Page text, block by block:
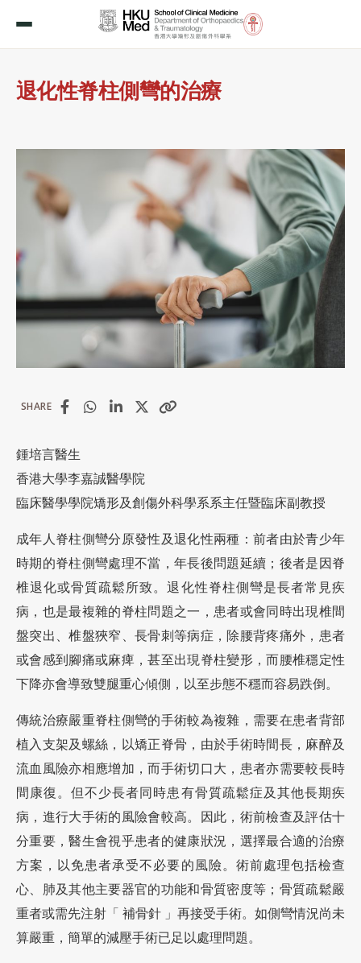
退化性脊柱側彎的治療
SHARE
鍾培言醫生
香港大學李嘉誠醫學院
臨床醫學學院矯形及創傷外科學系系主任暨臨床副教授
成年人脊柱側彎分原發性及退化性兩種：前者由於青少年
時期的脊柱側彎處理不當，年長後問題延續；後者是因脊
椎退化或骨質疏鬆所致。退化性脊柱側彎是長者常見疾
病，也是最複雜的脊柱問題之一，患者或會同時出現椎間
盤突出、椎盤狹窄、長骨刺等病症，除腰背疼痛外，患者
或會感到腳痛或麻痺，甚至出現脊柱變形，而腰椎穩定性
下降亦會導致雙腿重心傾側，以至步態不穩而容易跌倒。
傳統治療嚴重脊柱側彎的手術較為複雜，需要在患者背部
植入支架及螺絲，以矯正脊骨，由於手術時間長，麻醉及
流血風險亦相應增加，而手術切口大，患者亦需要較長時
間康復。但不少長者同時患有骨質疏鬆症及其他長期疾
病，進行大手術的風險會較高。因此，術前檢查及評估十
分重要，醫生會視乎患者的健康狀況，選擇最合適的治療
方案，以免患者承受不必要的風險。術前處理包括檢查
心、肺及其他主要器官的功能和骨質密度等；骨質疏鬆嚴
重者或需先注射「 補骨針 」再接受手術。如側彎情況尚未
算嚴重，簡單的減壓手術已足以處理問題。